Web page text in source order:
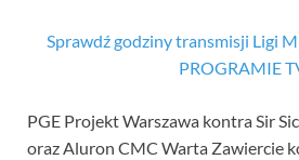
Sprawdź godziny transmisji Ligi
PROGRAMIE
PGE Projekt Warszawa kontra Sir
oraz Aluron CMC Warta Zawiercie